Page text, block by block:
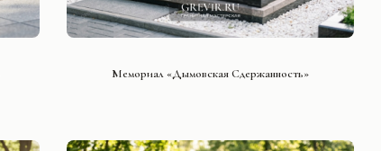
Мемориал «Дымовская Сдержанность»